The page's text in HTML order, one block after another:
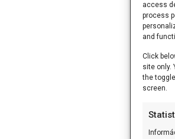
access
process
and
Click
site only.
the
screen.